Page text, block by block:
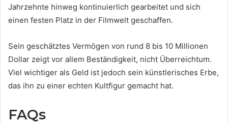
Jahrzehnte hinweg kontinuierlich gearbeitet und sich
einen festen Platz in der Filmwelt geschaffen.
Sein geschätztes Vermögen von rund 8 bis 10 Millionen
Dollar zeigt vor allem Beständigkeit, nicht Überreichtum.
Viel wichtiger als Geld ist jedoch sein künstlerisches Erbe,
das ihn zu einer echten Kultfigur gemacht hat.
FAQs